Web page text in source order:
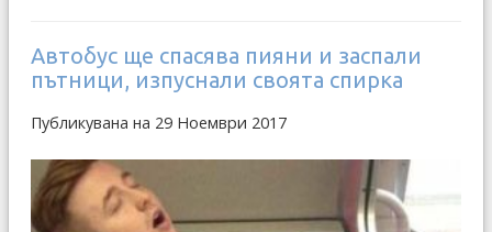
Автобус ще спасява пияни и заспали
пътници, изпуснали своята спирка
Публикувана на 29 Ноември 2017